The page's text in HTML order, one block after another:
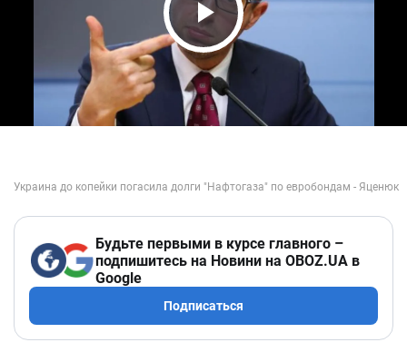
Play Video
Будьте первыми в курсе главного –
подпишитесь на Новини на OBOZ.UA в
Google
Подписаться